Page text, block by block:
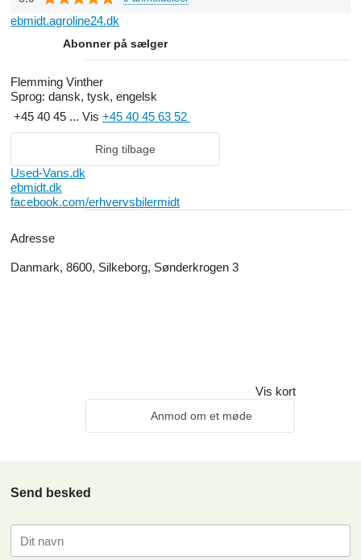
Hos Erhvervsbiler Midt aps i Grauballe gør vi alt, hvad vi kan for
at yde en optimal service!
Hvad enten det drejer sig om reparation, service eller f.eks. tjek
før syn, af din bil, er du meget velkommen til at besøge vores
Klik på de billederne for at få vores altid opdaterede salgsliste.
Her finder du mange oplysninger, samt billeder af de emner vi
råder over.
Vi står altid til rådighed for yderligere spørgsmål.
ebmidt.agroline24.dk
Abonner på sælger
Flemming Vinther
Sprog: dansk, tysk, engelsk
+45 40 45 ... Vis +45 40 45 63 52
Ring tilbage
Used-Vans.dk
ebmidt.dk
facebook.com/erhvervsbilermidt
Adresse
Danmark, 8600, Silkeborg, Sønderkrogen 3
Vis kort
Anmod om et møde
Send besked